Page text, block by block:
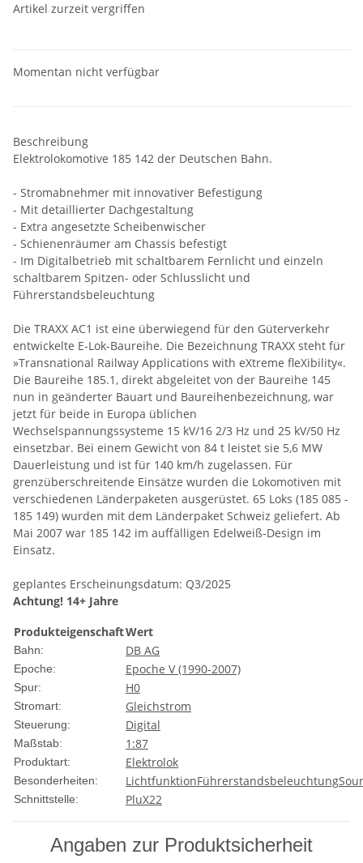
Artikel zurzeit vergriffen
Momentan nicht verfügbar
Beschreibung
Elektrolokomotive 185 142 der Deutschen Bahn.
- Stromabnehmer mit innovativer Befestigung
- Mit detaillierter Dachgestaltung
- Extra angesetzte Scheibenwischer
- Schienenräumer am Chassis befestigt
- Im Digitalbetrieb mit schaltbarem Fernlicht und einzeln
schaltbarem Spitzen- oder Schlusslicht und
Führerstandsbeleuchtung
Die TRAXX AC1 ist eine überwiegend für den Güterverkehr
entwickelte E-Lok-Baureihe. Die Bezeichnung TRAXX steht für
»Transnational Railway Applications with eXtreme fleXibility«.
Die Baureihe 185.1, direkt abgeleitet von der Baureihe 145
nun in geänderter Bauart und Baureihenbezeichnung, war
jetzt für beide in Europa üblichen
Wechselspannungssysteme 15 kV/16 2/3 Hz und 25 kV/50 Hz
einsetzbar. Bei einem Gewicht von 84 t leistet sie 5,6 MW
Dauerleistung und ist für 140 km/h zugelassen. Für
grenzüberschreitende Einsätze wurden die Lokomotiven mit
verschiedenen Länderpaketen ausgerüstet. 65 Loks (185 085 -
185 149) wurden mit dem Länderpaket Schweiz geliefert. Ab
Mai 2007 war 185 142 im auffälligen Edelweiß-Design im
Einsatz.
geplantes Erscheinungsdatum: Q3/2025
Achtung! 14+ Jahre
ProdukteigenschaftWert
Bahn: DB AG
Epoche: Epoche V (1990-2007)
Spur: H0
Stromart: Gleichstrom
Steuerung: Digital
Maßstab: 1:87
Produktart: Elektrolok
Besonderheiten: LichtfunktionFührerstandsbeleuchtung
Schnittstelle: PluX22
Angaben zur Produktsicherheit